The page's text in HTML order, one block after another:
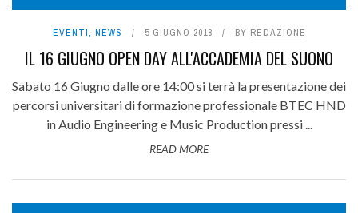
EVENTI, NEWS 5 GIUGNO 2018 BY REDAZIONE
IL 16 GIUGNO OPEN DAY ALL'ACCADEMIA DEL SUONO
Sabato 16 Giugno dalle ore 14:00 si terrà la presentazione dei
percorsi universitari di formazione professionale BTEC HND
in Audio Engineering e Music Production pressi ...
READ MORE